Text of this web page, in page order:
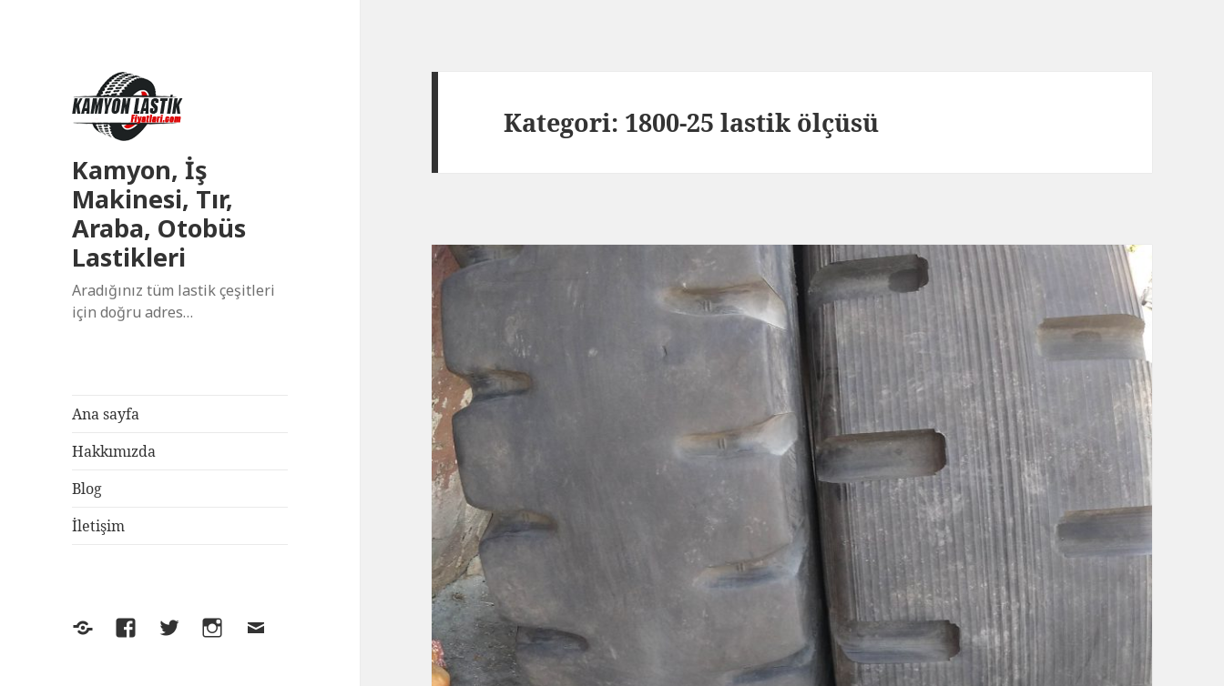
Kamyon, İş
Makinesi, Tır,
Araba, Otobüs
Lastikleri
Aradığınız tüm lastik çeşitleri
için doğru adres…
Ana sayfa
Hakkımızda
Blog
İletişim
Yelp FacebookTwitterInstagram
E-
Kategori: 1800-25 lastik ölçüsü